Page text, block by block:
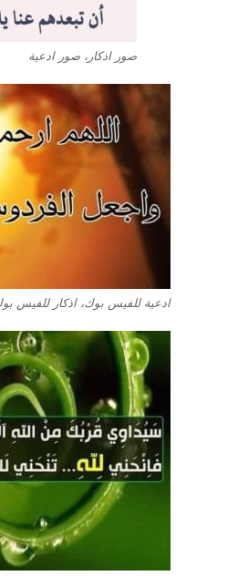
صور اذكار، صور ادعية
ادعية للفيس بوك، اذكار للفيس